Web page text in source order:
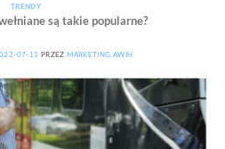
TRENDY
są takie popularne?
07-13 PRZEZMARKETING AWIH